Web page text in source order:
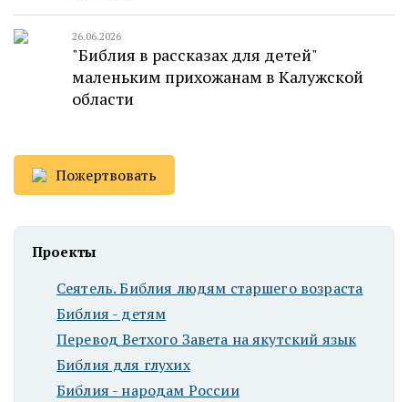
26.06.2026
"Библия в рассказах для детей"
маленьким прихожанам в Калужской
области
Пожертвовать
Проекты
Сеятель. Библия людям старшего возраста
Библия - детям
Перевод Ветхого Завета на якутский язык
Библия для глухих
Библия - народам России